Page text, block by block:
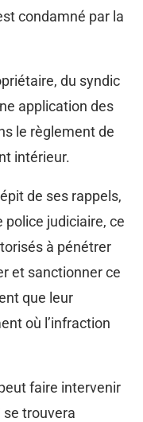
condamné par la
du syndic
application des
le règlement de
intérieur.
de ses rappels,
police judiciaire, ce
à pénétrer
et sanctionner ce
que leur
où l’infraction
faire intervenir
se trouvera